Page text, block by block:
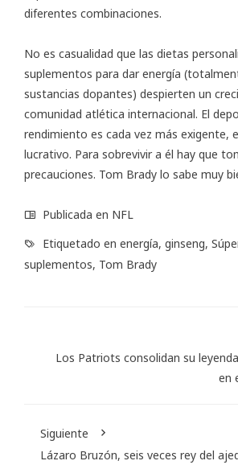
diferentes combinaciones.
No es casualidad que las dietas
suplementos para dar energía
sustancias dopantes) despierten un
comunidad atlética internacional. El
rendimiento es cada vez más exigente,
lucrativo. Para sobrevivir a él hay que
precauciones. Tom Brady lo sabe muy
Publicada en NFL
Etiquetado en energía, ginseng,
suplementos, Tom Brady
Los Patriots consolidan su
en
Siguiente
Lázaro Bruzón, seis veces rey del